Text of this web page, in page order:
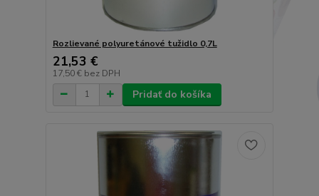
Rozlievané polyuretánové tužidlo 0,7L
21,53 €
17,50 € bez DPH
Pridať do košíka